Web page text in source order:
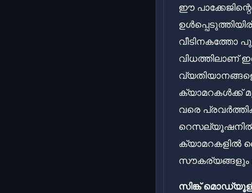
ഈ
വീടിനകത്തോ
വിധത്തിലാണ്
ക്യാമറകൾക്ക്
വരെ
റെസല്യൂഷനിൽ
ക്യാമറകളിൽ
സൗകര്യങ്ങളും
സിങ്ക്